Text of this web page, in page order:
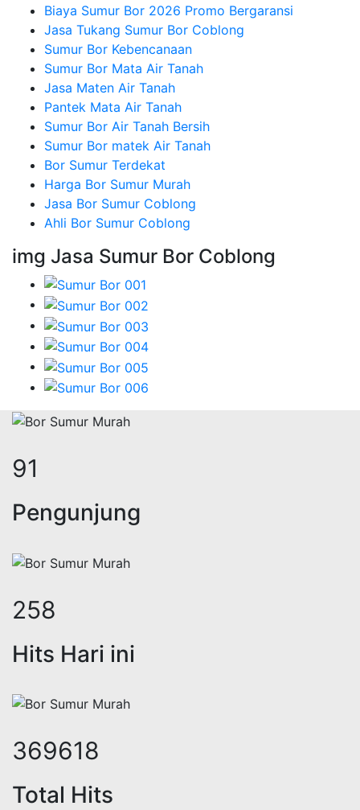
Biaya Sumur Bor 2026 Promo Bergaransi
Jasa Tukang Sumur Bor Coblong
Sumur Bor Kebencanaan
Sumur Bor Mata Air Tanah
Jasa Maten Air Tanah
Pantek Mata Air Tanah
Sumur Bor Air Tanah Bersih
Sumur Bor matek Air Tanah
Bor Sumur Terdekat
Harga Bor Sumur Murah
Jasa Bor Sumur Coblong
Ahli Bor Sumur Coblong
img Jasa Sumur Bor Coblong
111
Pengunjung
315
Hits Hari ini
449228
Total Hits